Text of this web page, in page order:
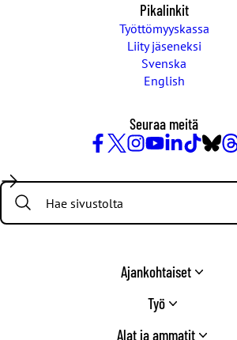
Pikalinkit
Työttömyyskassa
Liity jäseneksi
Svenska
English
Seuraa meitä
/
Twitter
Search:
Ajankohtaiset
Työ
Alat ja ammatit